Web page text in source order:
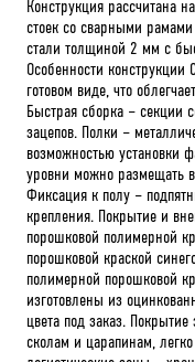
Конструкция рассчитана
стоек со сварными
стали толщиной 2 мм с
Особенности конструкции
готовом виде, что
Быстрая сборка – секции
зацепов. Полки –
возможностью установки
уровни можно размещать
Фиксация к полу –
крепления. Покрытие и
порошковой полимерной
порошковой краской
полимерной порошковой
изготовлены из
цвета под заказ.
сколам и царапинам,